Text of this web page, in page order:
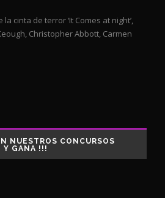
cinta de terror ‘It Comes at night’,
Christopher Abbott, Carmen
NUESTROS CONCURSOS
Y GANA !!!